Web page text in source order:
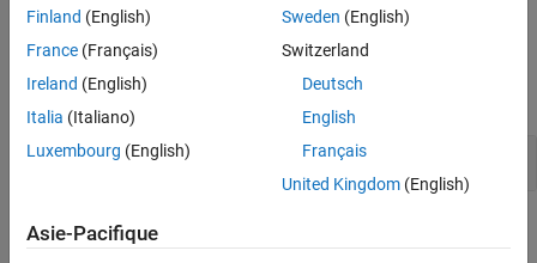
Examples
expand all
Avoid Unsafe Termination Functions
Check Information
Finland (English)
France (Français)
Ireland (English)
Italia (Italiano)
Luxembourg (English)
Sweden (English)
Switzerland
Deutsch
English
Français
United Kingdom(English)
Asie-Pacifique